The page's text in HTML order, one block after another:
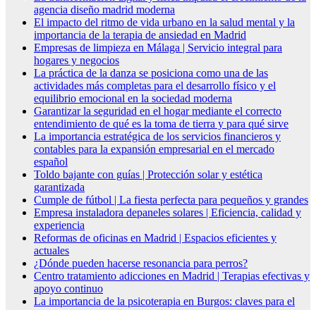
agencia diseño madrid moderna
El impacto del ritmo de vida urbano en la salud mental y la
importancia de la terapia de ansiedad en Madrid
Empresas de limpieza en Málaga | Servicio integral para
hogares y negocios
La práctica de la danza se posiciona como una de las
actividades más completas para el desarrollo físico y el
equilibrio emocional en la sociedad moderna
Garantizar la seguridad en el hogar mediante el correcto
entendimiento de qué es la toma de tierra y para qué sirve
La importancia estratégica de los servicios financieros y
contables para la expansión empresarial en el mercado
español
Toldo bajante con guías | Protección solar y estética
garantizada
Cumple de fútbol | La fiesta perfecta para pequeños y grandes
Empresa instaladora depaneles solares | Eficiencia, calidad y
experiencia
Reformas de oficinas en Madrid | Espacios eficientes y
actuales
¿Dónde pueden hacerse resonancia para perros?
Centro tratamiento adicciones en Madrid | Terapias efectivas y
apoyo continuo
La importancia de la psicoterapia en Burgos: claves para el